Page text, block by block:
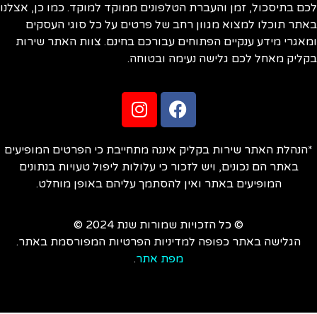
בתיסכול, זמן והעברת הטלפונים ממוקד למוקד. כמו כן, אצלנו
תוכלו למצוא מגוון רחב של פרטים על כל סוגי העסקים
מידע ענקיים הפתוחים עבורכם בחינם. צוות האתר שירות
מאחל לכם גלישה נעימה ובטוחה.
האתר שירות בקליק איננה מתחייבת כי הפרטים המופיעים
באתר הם נכונים, ויש לזכור כי עלולות ליפול טעויות בנתונים
המופיעים באתר ואין להסתמך עליהם באופן מוחלט.
© כל הזכויות שמורות שנת 2024 ©
הגלישה באתר כפופה למדיניות הפרטיות המפורסמת באתר.
מפת אתר.